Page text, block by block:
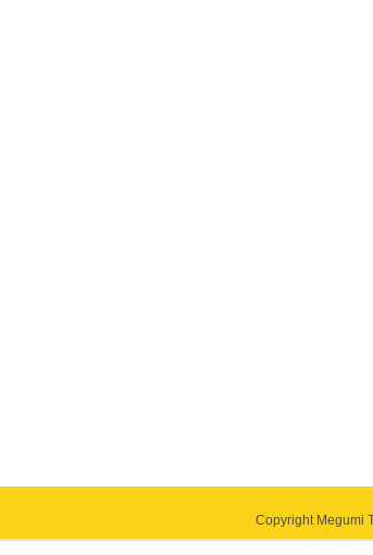
Copyright Megumi